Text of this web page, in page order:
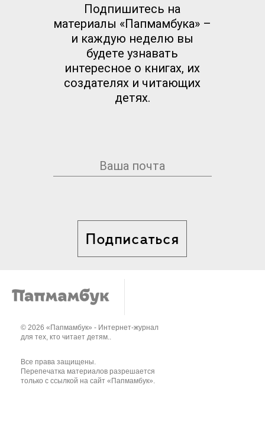
Подпишитесь на
материалы «Папмамбука» –
и каждую неделю вы
будете узнавать
интересное о книгах, их
создателях и читающих
детях.
Подписаться
© 2026 «Папмамбук» - Интернет-журнал
для тех, кто читает детям..
Все права защищены.
Перепечатка материалов разрешается
только с ссылкой на сайт «Папмамбук».